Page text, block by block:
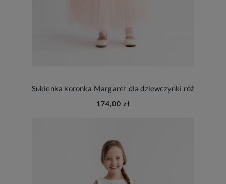
Sukienka koronka Margaret dla dziewczynki róż
174,00 zł